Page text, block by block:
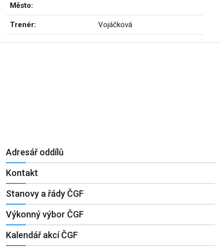
Město:
Trenér: Vojáčková
Adresář oddílů
Kontakt
Stanovy a řády ČGF
Výkonný výbor ČGF
Kalendář akcí ČGF